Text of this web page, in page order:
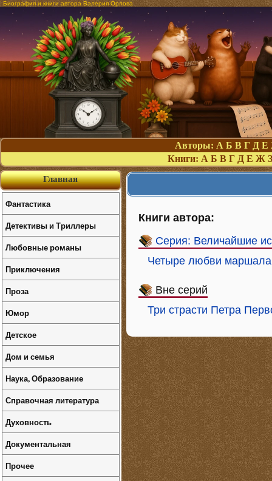
Биография и книги автора Валерия Орлова
Авторы: А Б В Г Д Е
Книги: А Б В Г Д Е Ж З
Книги автора:
Серия: Величайшие
Четыре любви
Вне серий
Три страсти Петра
Главная
Фантастика
Детективы и Триллеры
Любовные романы
Приключения
Проза
Юмор
Детское
Дом и семья
Наука, Образование
Справочная литература
Духовность
Документальная
Прочее